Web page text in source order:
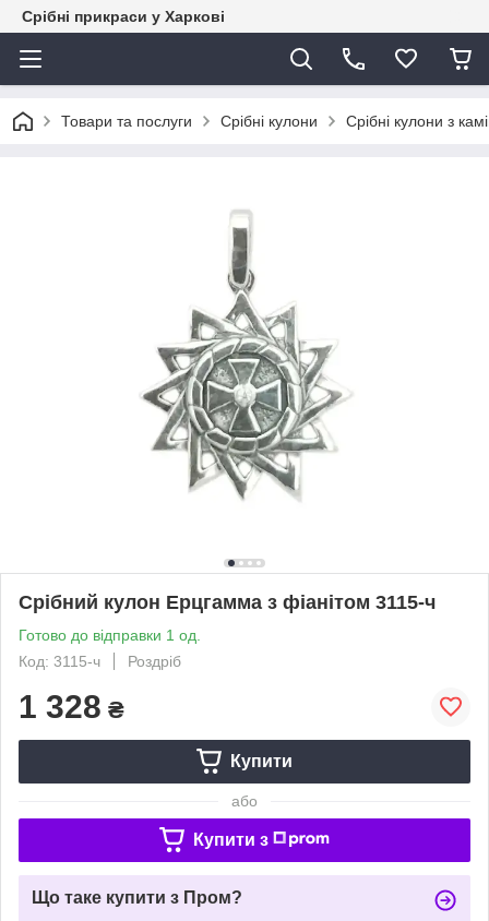
Срібні прикраси у Харкові
Товари та послуги Срібні кулони Срібні кулони з
Срібний кулон Ерцгамма з фіанітом 3115-ч
Готово до відправки 1 од.
Код: 3115-ч
Роздріб
1 328 ₴
Купити
або
Купити з
Що таке купити з Пром?